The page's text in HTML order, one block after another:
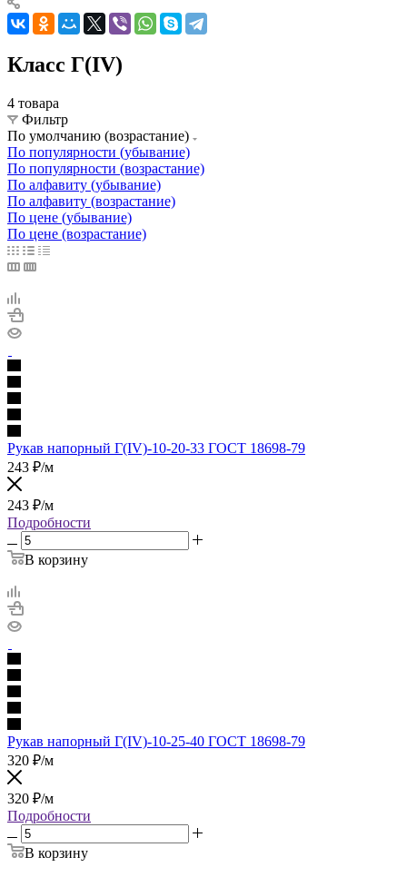
Класс Г(IV)
4 товара
Фильтр
По умолчанию (возрастание)
По популярности (убывание)
По популярности (возрастание)
По алфавиту (убывание)
По алфавиту (возрастание)
По цене (убывание)
По цене (возрастание)
Рукав напорный Г(IV)-10-20-33 ГОСТ 18698-79
243 ₽/м
243 ₽/м
Подробности
В корзину
Рукав напорный Г(IV)-10-25-40 ГОСТ 18698-79
320 ₽/м
320 ₽/м
Подробности
В корзину